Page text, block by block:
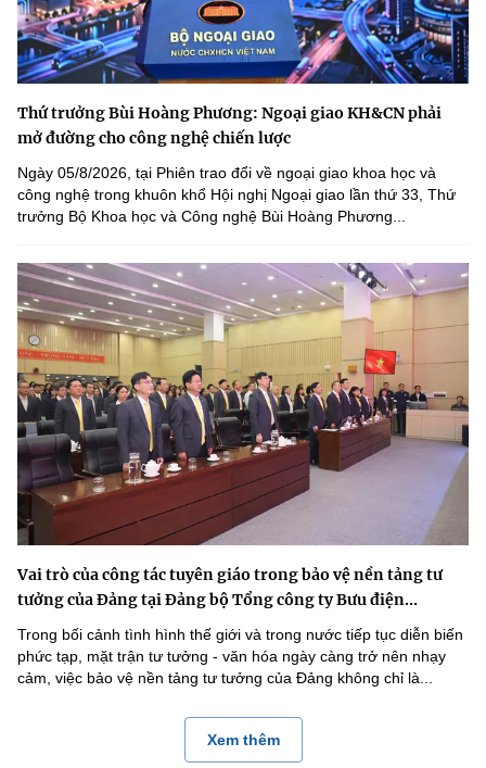
Thứ trưởng Bùi Hoàng Phương: Ngoại giao KH&CN phải
mở đường cho công nghệ chiến lược
Ngày 05/8/2026, tại Phiên trao đổi về ngoại giao khoa học và
công nghệ trong khuôn khổ Hội nghị Ngoại giao lần thứ 33, Thứ
trưởng Bộ Khoa học và Công nghệ Bùi Hoàng Phương...
Vai trò của công tác tuyên giáo trong bảo vệ nền tảng tư
tưởng của Đảng tại Đảng bộ Tổng công ty Bưu điện...
Trong bối cảnh tình hình thế giới và trong nước tiếp tục diễn biến
phức tạp, mặt trận tư tưởng - văn hóa ngày càng trở nên nhạy
cảm, việc bảo vệ nền tảng tư tưởng của Đảng không chỉ là...
Xem thêm